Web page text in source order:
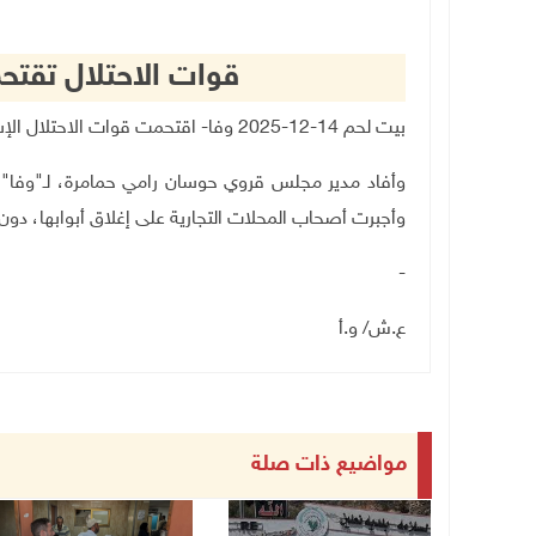
قوات الاحتلال
بيت لحم 14-12-2025 وفا- اقتحمت قوات الاحتلال الإسرائيلي، مساء اليوم الأحد، قرية حوسان، غرب بيت لحم.
وأفاد مدير مجلس قروي حوسان رامي حمامرة، لـ"وفا"،
وأجبرت أصحاب المحلات التجارية على إغلاق أبوابها،
-
ع.ش/ و.أ
مواضيع ذات صلة